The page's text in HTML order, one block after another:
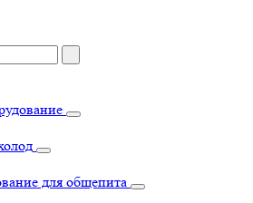
для общепита